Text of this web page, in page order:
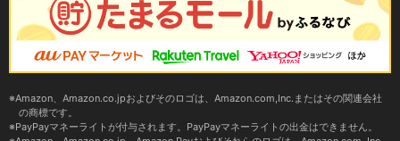
Amazon、Amazon.co.jpおよびそのロゴは、Amazon.com,Inc.またはその関連会社
の商標です。
PayPayマネーライトが付与されます。PayPayマネーライトの出金はできません。